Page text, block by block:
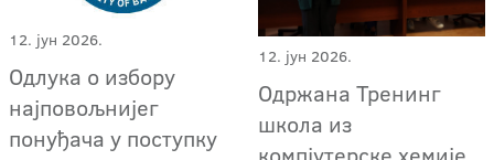
12. јун 2026.
Oдлука о избору
најповољнијег
понуђача у поступку
12. јун 2026.
Одржана Тренинг
школа из